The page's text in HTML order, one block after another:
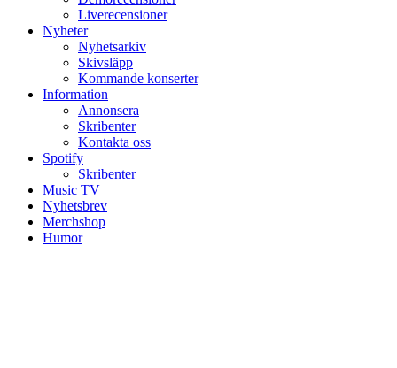
Liverecensioner
Nyheter
Nyhetsarkiv
Skivsläpp
Kommande konserter
Information
Annonsera
Skribenter
Kontakta oss
Spotify
Skribenter
Music TV
Nyhetsbrev
Merchshop
Humor